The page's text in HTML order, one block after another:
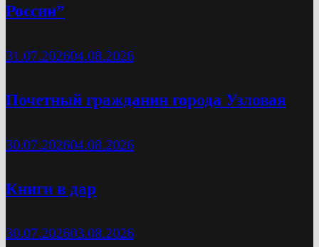
России”
31.07.202604.08.2026
Почетный гражданин города Узловая
30.07.202604.08.2026
Книги в дар
30.07.202603.08.2026